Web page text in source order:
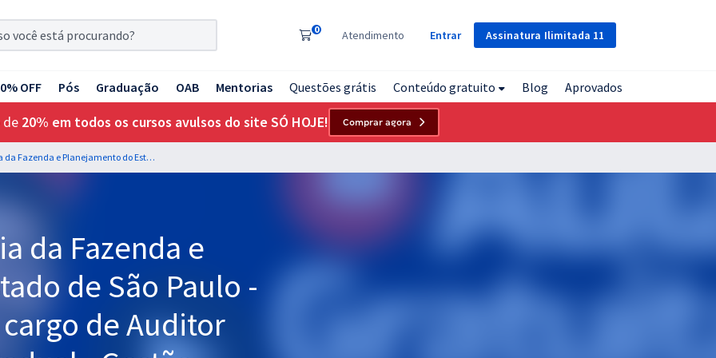
Assinatura Ilimitada 11
0 Atendimento Entrar
OFF Pós Graduação OAB Mentorias Questões grátis Conteúdo gratuito Blog Aprovados
de 20% em todos os cursos avulsos do site SÓ HOJE! Comprar agora
SEFAZ SP - Secretaria da Fazenda e Planejamento do Estado de São Paulo - Direito Penal para o cargo de Auditor Fiscal da Receita Estadual - Gestão Tributária - Professores Érico Palazzo e Rafael Cenoura
da Fazenda e
de São Paulo -
de Auditor